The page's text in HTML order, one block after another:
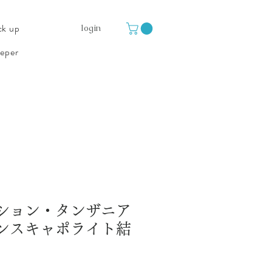
up
login
ョン・タンザニア
スキャポライト結